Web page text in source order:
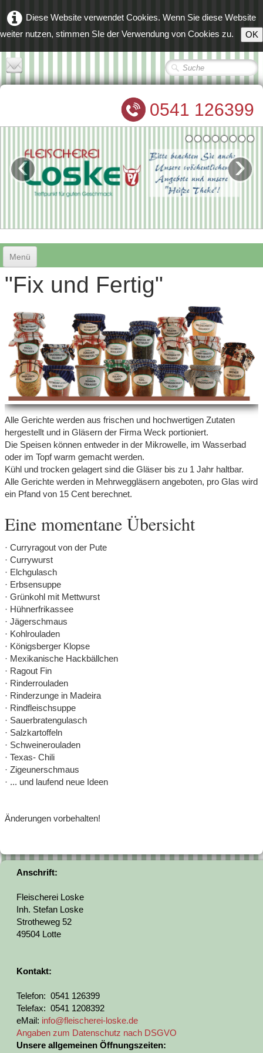
Diese Website verwendet Cookies. Wenn Sie diese Website
weiter nutzen, stimmen SIe der Verwendung von Cookies zu.
OK
0541 126399
‹ ›
Menü
Willkommen
"Heiße Theke"
Partyservice
"Fix und Fertig"
Standort
Impressum/Datenschutz
"Fix und Fertig"
Alle Gerichte werden aus frischen und hochwertigen Zutaten
hergestellt und in Gläsern der Firma Weck portioniert.
Die Speisen können entweder in der Mikrowelle, im Wasserbad
oder im Topf warm gemacht werden.
Kühl und trocken gelagert sind die Gläser bis zu 1 Jahr haltbar.
Alle Gerichte werden in Mehrweggläsern angeboten, pro Glas wird
ein Pfand von 15 Cent berechnet.
Eine momentane Übersicht
· Curryragout von der Pute
· Currywurst
· Elchgulasch
· Erbsensuppe
· Grünkohl mit Mettwurst
· Hühnerfrikassee
· Jägerschmaus
· Kohlrouladen
· Königsberger Klopse
· Mexikanische Hackbällchen
· Ragout Fin
· Rinderrouladen
· Rinderzunge in Madeira
· Rindfleischsuppe
· Sauerbratengulasch
· Salzkartoffeln
· Schweinerouladen
· Texas- Chili
· Zigeunerschmaus
· ... und laufend neue Ideen
Änderungen vorbehalten!
Anschrift:
Fleischerei Loske
Inh. Stefan Loske
Strotheweg 52
49504 Lotte
Kontakt:
Telefon: 0541 126399
Telefax: 0541 1208392
eMail: info@fleischerei-loske.de
Angaben zum Datenschutz nach DSGVO
Unsere allgemeinen Öffnungszeiten: